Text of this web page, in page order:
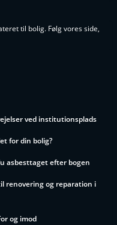
til bolig. Følg vores side,
ved institutionsplads
for din bolig?
asbesttaget efter bogen
renovering og reparation i
og imod